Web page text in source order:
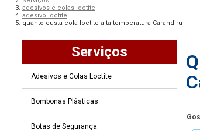
adesivos e colas loctite
adesivo loctite
quanto custa cola loctite alta temperatura Carandiru
Serviços
Adesivos e Colas Loctite
Bombonas Plásticas
Botas de Segurança